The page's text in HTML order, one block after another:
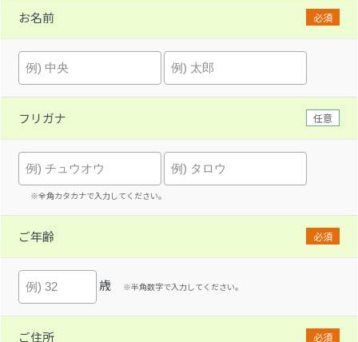
お名前 必須
フリガナ 任意
※全角カタカナで入力してください。
ご年齢 必須
歳 ※半角数字で入力してください。
ご住所 必須